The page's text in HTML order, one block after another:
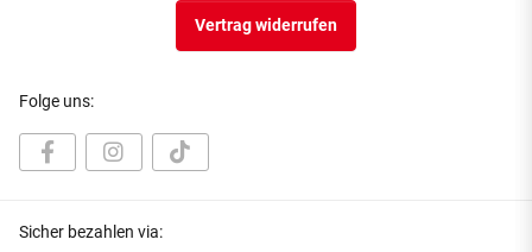
Vertrag widerrufen
Folge uns:
Sicher bezahlen via: